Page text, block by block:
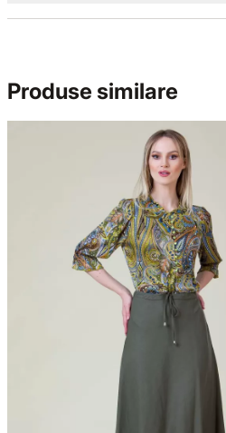
Produse similare